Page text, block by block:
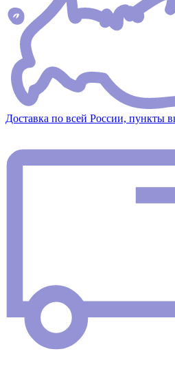
Доставка по всей России, пункты